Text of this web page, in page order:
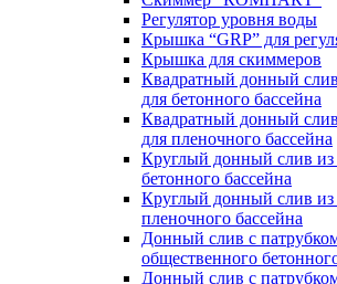
Регулятор уровня воды
Крышка “GRP” для
Крышка для скиммеров
Квадратный донный
для бетонного бассейна
Квадратный донный
для пленочного бассейна
Круглый донный слив из
бетонного бассейна
Круглый донный слив из
пленочного бассейна
Донный слив с
общественного
Донный слив с